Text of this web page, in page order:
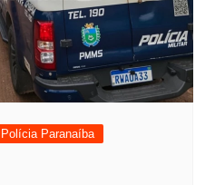
Polícia Paranaíba